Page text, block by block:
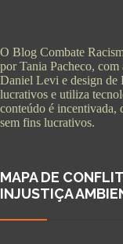
O Blog Combate
por Tania Pacheco,
Daniel Levi e design de
lucrativos e utiliza
conteúdo é incentivada,
sem fins lucrativos.
MAPA DE
INJUSTIÇA